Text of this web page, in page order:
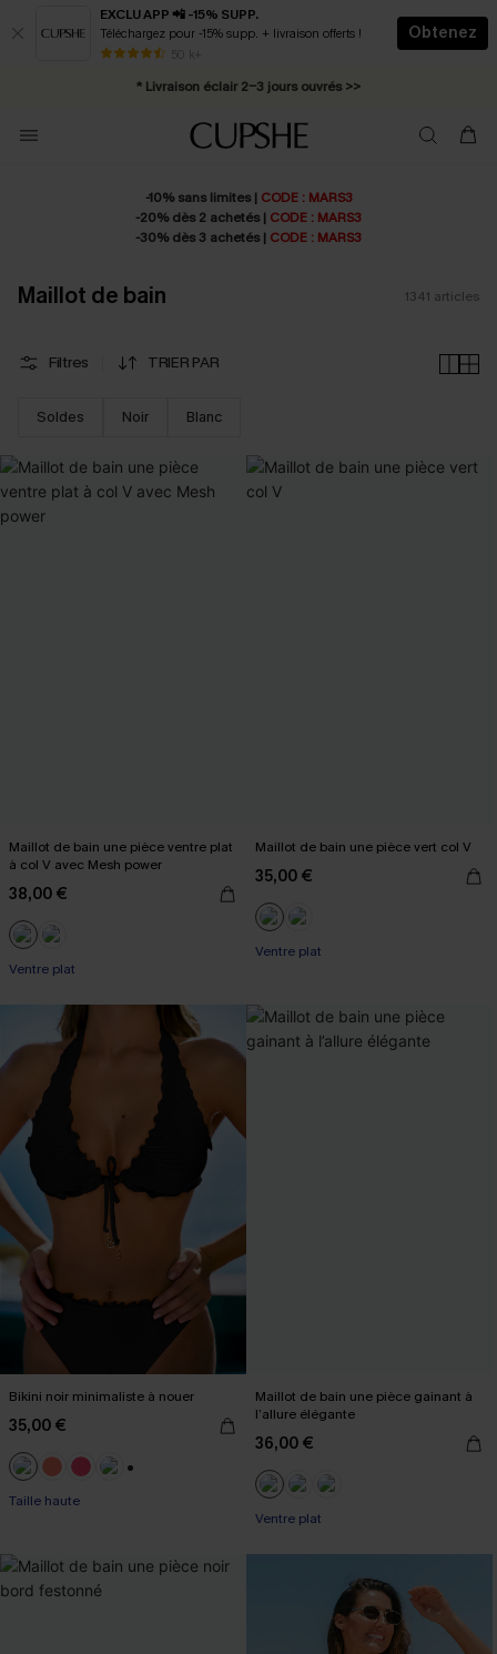
EXCLU APP 📲 -15% SUPP.
Téléchargez pour -15% supp. + livraison offerts !
50 k+
Obtenez
* Livraison éclair 2-3 jours ouvrés >>
Abonnement E-mail : -25% dès 4 achetés >>
-10% sans limites | CODE : MARS3
-20% dès 2 achetés | CODE : MARS3
-30% dès 3 achetés | CODE : MARS3
Maillot de bain 1341 articles
Filtres TRIER PAR
Soldes Noir Blanc
Maillot de bain une pièce ventre plat
à col V avec Mesh power
38,00 €
Ventre plat
Maillot de bain une pièce vert col V
35,00 €
Ventre plat
Bikini noir minimaliste à nouer
35,00 €
Taille haute
Maillot de bain une pièce gainant à
l’allure élégante
36,00 €
Ventre plat